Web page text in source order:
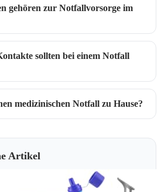
gehören zur Notfallvorsorge im
sollten bei einem Notfall
medizinischen Notfall zu Hause?
Artikel